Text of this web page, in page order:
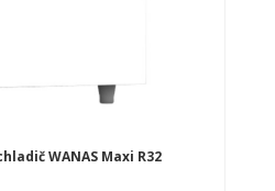
WANAS Maxi R32